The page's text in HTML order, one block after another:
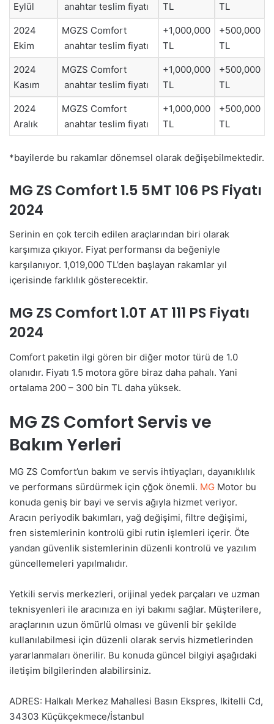
Eylül
anahtar teslim fiyatı
TL
TL
2024
Ekim
MGZS Comfort
anahtar teslim fiyatı
+1,000,000
TL
+500,000
TL
2024
Kasım
MGZS Comfort
anahtar teslim fiyatı
+1,000,000
TL
+500,000
TL
2024
Aralık
MGZS Comfort
anahtar teslim fiyatı
+1,000,000
TL
+500,000
TL
*bayilerde bu rakamlar dönemsel olarak değişebilmektedir.
MG ZS Comfort 1.5 5MT 106 PS Fiyatı
2024
Serinin en çok tercih edilen araçlarından biri olarak
karşımıza çıkıyor. Fiyat performansı da beğeniyle
karşılanıyor. 1,019,000 TL’den başlayan rakamlar yıl
içerisinde farklılık gösterecektir.
MG ZS Comfort 1.0T AT 111 PS Fiyatı
2024
Comfort paketin ilgi gören bir diğer motor türü de 1.0
olanıdır. Fiyatı 1.5 motora göre biraz daha pahalı. Yani
ortalama 200 – 300 bin TL daha yüksek.
MG ZS Comfort Servis ve
Bakım Yerleri
MG ZS Comfort’un bakım ve servis ihtiyaçları, dayanıklılık
ve performans sürdürmek için çğok önemli. MG Motor bu
konuda geniş bir bayi ve servis ağıyla hizmet veriyor.
Aracın periyodik bakımları, yağ değişimi, filtre değişimi,
fren sistemlerinin kontrolü gibi rutin işlemleri içerir. Öte
yandan güvenlik sistemlerinin düzenli kontrolü ve yazılım
güncellemeleri yapılmalıdır.
Yetkili servis merkezleri, orijinal yedek parçaları ve uzman
teknisyenleri ile aracınıza en iyi bakımı sağlar. Müşterilere,
araçlarının uzun ömürlü olması ve güvenli bir şekilde
kullanılabilmesi için düzenli olarak servis hizmetlerinden
yararlanmaları önerilir. Bu konuda güncel bilgiyi aşağıdaki
iletişim bilgilerinden alabilirsiniz.
ADRES: Halkalı Merkez Mahallesi Basın Ekspres, Ikitelli Cd,
34303 Küçükçekmece/İstanbul